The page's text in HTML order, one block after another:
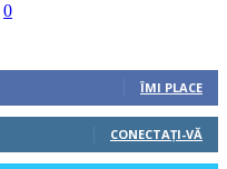
0
ÎMI PLACE
CONECTAȚI-VĂ